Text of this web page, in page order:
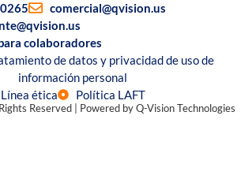
comercial@qvision.us
colaboradores
de datos y privacidad de uso de
información personal
Línea ética
Política LAFT
Reserved | Powered by Q-Vision Technologies